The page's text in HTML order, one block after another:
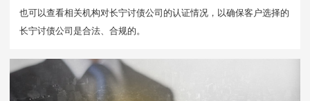
也可以查看相关机构对长宁讨债公司的认证情况，以确保客户选择的
长宁讨债公司是合法、合规的。